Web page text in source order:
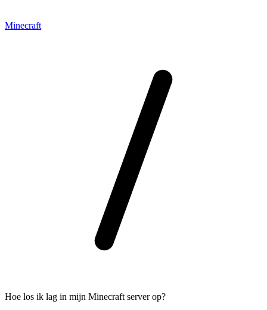
Minecraft
Hoe los ik lag in mijn Minecraft server op?